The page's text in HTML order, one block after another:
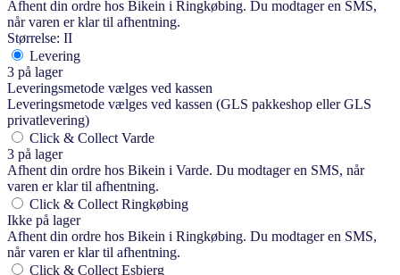
Afhent din ordre hos Bikein i Ringkøbing. Du modtager en SMS,
når varen er klar til afhentning.
Størrelse: II
Levering
3 på lager
Leveringsmetode vælges ved kassen
Leveringsmetode vælges ved kassen (GLS pakkeshop eller GLS
privatlevering)
Click & Collect Varde
3 på lager
Afhent din ordre hos Bikein i Varde. Du modtager en SMS, når
varen er klar til afhentning.
Click & Collect Ringkøbing
Ikke på lager
Afhent din ordre hos Bikein i Ringkøbing. Du modtager en SMS,
når varen er klar til afhentning.
Click & Collect Esbjerg